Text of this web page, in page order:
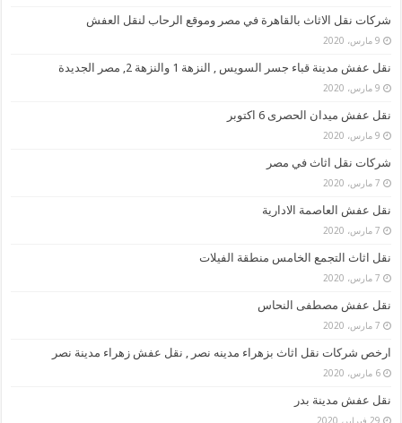
شركات نقل الاثاث بالقاهرة في مصر وموقع الرحاب لنقل العفش
9 مارس، 2020
نقل عفش مدينة قباء جسر السويس , النزهة 1 والنزهة 2, مصر الجديدة
9 مارس، 2020
نقل عفش ميدان الحصرى 6 اكتوبر
9 مارس، 2020
شركات نقل اثاث في مصر
7 مارس، 2020
نقل عفش العاصمة الادارية
7 مارس، 2020
نقل اثاث التجمع الخامس منطقة الفيلات
7 مارس، 2020
نقل عفش مصطفى النحاس
7 مارس، 2020
ارخص شركات نقل اثاث بزهراء مدينه نصر , نقل عفش زهراء مدينة نصر
6 مارس، 2020
نقل عفش مدينة بدر
29 فبراير، 2020